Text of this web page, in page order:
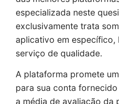
especializada neste
exclusivamente trata
aplicativo em específico,
serviço de qualidade.
A plataforma promete
para sua conta
a média de avaliação da